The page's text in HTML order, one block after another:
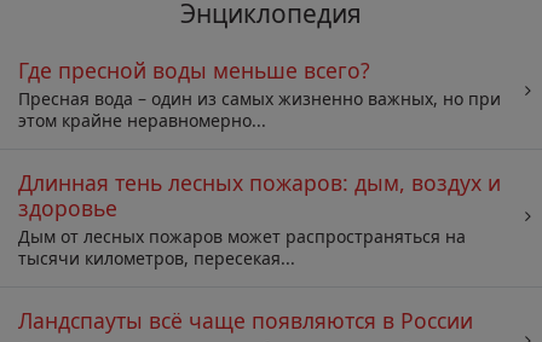
Энциклопедия
Где пресной воды меньше всего?
Пресная вода – один из самых жизненно важных, но при
этом крайне неравномерно...
Длинная тень лесных пожаров: дым, воздух и
здоровье
Дым от лесных пожаров может распространяться на
тысячи километров, пересекая...
Ландспауты всё чаще появляются в России